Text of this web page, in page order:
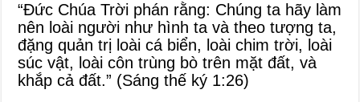
“Đức Chúa Trời phán rằng: Chúng ta hãy làm
nên loài người như hình ta và theo tượng ta,
đặng quản trị loài cá biển, loài chim trời, loài
súc vật, loài côn trùng bò trên mặt đất, và
khắp cả đất.” (Sáng thế ký 1:26)